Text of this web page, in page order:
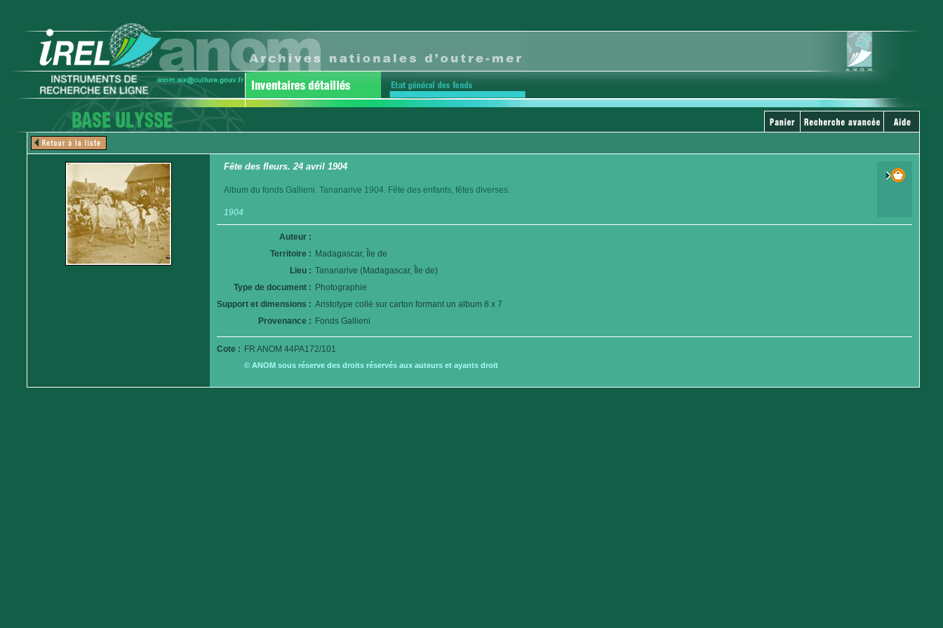
Fête des fleurs. 24 avril 1904
Album du fonds Gallieni. Tananarive 1904. Fête des enfants, fêtes diverses.
1904
Auteur :
Territoire : Madagascar, Île de
Lieu : Tananarive (Madagascar, Île de)
Type de document : Photographie
Support et dimensions : Aristotype collé sur carton formant un album 8 x 7
Provenance : Fonds Gallieni
Cote : FR ANOM 44PA172/101
© ANOM sous réserve des droits réservés aux auteurs et ayants droit